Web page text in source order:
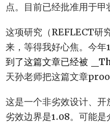
点。目前已经批准用于甲
这项研究（REFLECT研
来，等得我好心焦。今年
到了这篇文章已经被
天孙老师把这篇文章
这是一个非劣效设计、
劣效边界是1.08。可能